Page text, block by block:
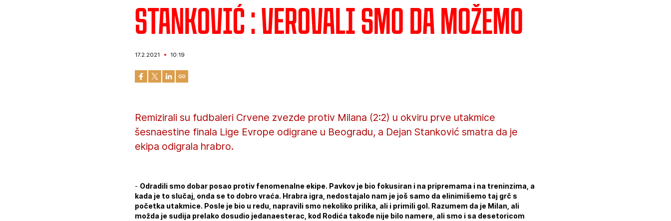
Stanković : Verovali smo da možemo
17.2.2021 10:19
Remizirali su fudbaleri Crvene zvezde protiv Milana (2:2) u okviru prve utakmice
šesnaestine finala Lige Evrope odigrane u Beogradu, a Dejan Stanković smatra da je
ekipa odigrala hrabro.
- Odradili smo dobar posao protiv fenomenalne ekipe. Pavkov je bio fokusiran i na pripremama i na treninzima, a
kada je to slučaj, onda se to dobro vraća. Hrabra igra, nedostajalo nam je još samo da elinimišemo taj grč s
početka utakmice. Posle je bio u redu, napravili smo nekoliko prilika, ali i primili gol. Razumem da je Milan, ali
možda je sudija prelako dosudio jedanaesterac, kod Rodića takođe nije bilo namere, ali smo i sa desetoricom